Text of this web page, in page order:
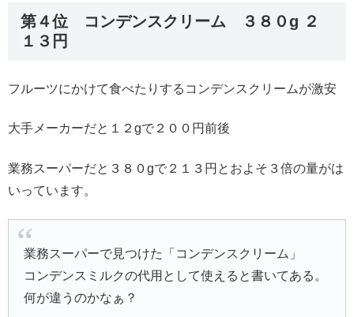
第４位 コンデンスクリーム ３８０g ２
１３円
フルーツにかけて食べたりするコンデンスクリームが激安
大手メーカーだと１２gで２００円前後
業務スーパーだと３８０gで２１３円とおよそ３倍の量がは
いっています。
業務スーパーで見つけた「コンデンスクリーム」
コンデンスミルクの代用として使えると書いてある。
何が違うのかなぁ？